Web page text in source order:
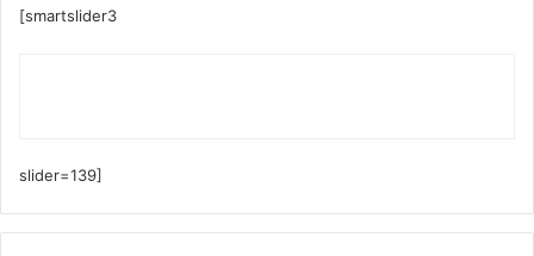
[smartslider3
slider=139]